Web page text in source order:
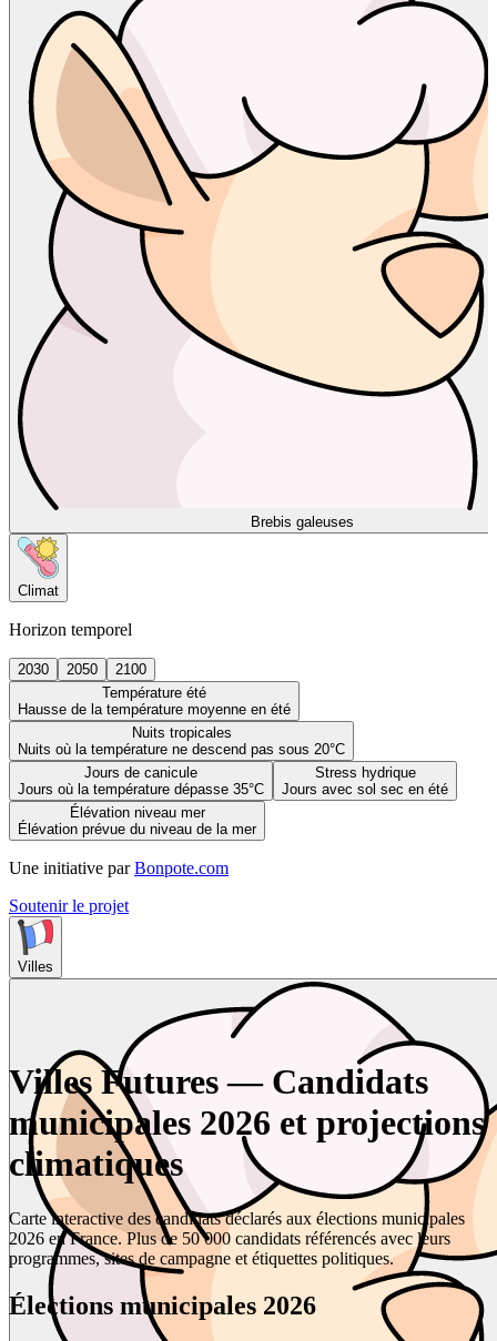
Brebis galeuses
Climat
Horizon temporel
2030 2050
2100
Température été
Hausse de la température moyenne en été
Nuits tropicales
Nuits où la température ne descend pas sous 20°C
Jours de canicule
Jours où la température dépasse 35°C
Stress hydrique
Jours avec sol sec en été
Élévation niveau mer
Élévation prévue du niveau de la mer
Une initiative par Bonpote.com
Soutenir le projet
Villes
Villes Futures — Candidats
municipales 2026 et projections
climatiques
Carte interactive des candidats déclarés aux élections municipales
2026 en France. Plus de 50 000 candidats référencés avec leurs
programmes, sites de campagne et étiquettes politiques.
Élections municipales 2026